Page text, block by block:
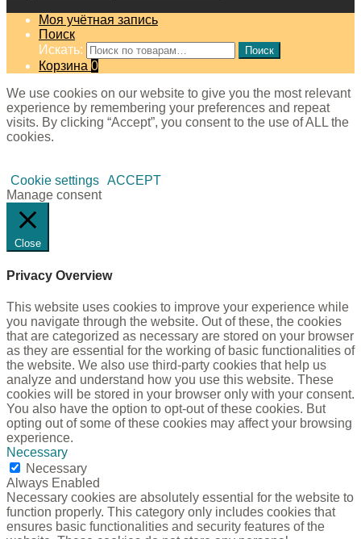
Моя учётная запись
Поиск
Искать:
Поиск
Корзина 0
We use cookies on our website to give you the most relevant
experience by remembering your preferences and repeat
visits. By clicking “Accept”, you consent to the use of ALL the
cookies.
Cookie settings ACCEPT
Manage consent
Close
Privacy Overview
This website uses cookies to improve your experience while
you navigate through the website. Out of these, the cookies
that are categorized as necessary are stored on your browser
as they are essential for the working of basic functionalities of
the website. We also use third-party cookies that help us
analyze and understand how you use this website. These
cookies will be stored in your browser only with your consent.
You also have the option to opt-out of these cookies. But
opting out of some of these cookies may affect your browsing
experience.
Necessary
Necessary
Always Enabled
Necessary cookies are absolutely essential for the website to
function properly. This category only includes cookies that
ensures basic functionalities and security features of the